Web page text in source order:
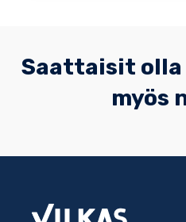
Saattaisit
myös